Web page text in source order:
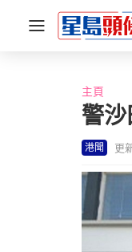
主頁
警沙
港聞 更